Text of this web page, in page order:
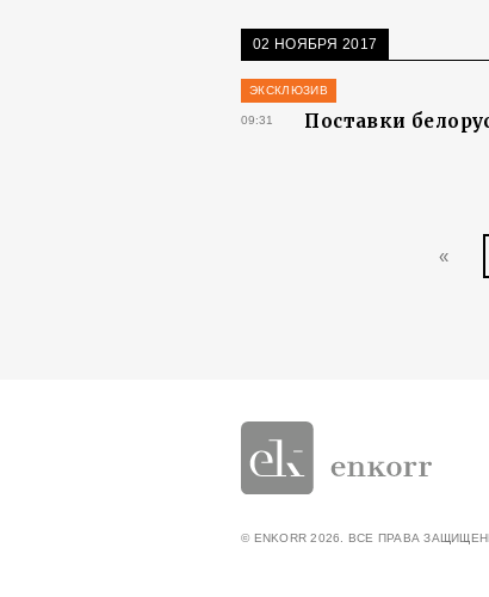
02 НОЯБРЯ 2017
ЭКСКЛЮЗИВ
09:31 Поставки
«
© ENKORR 2026. ВСЕ ПРАВА